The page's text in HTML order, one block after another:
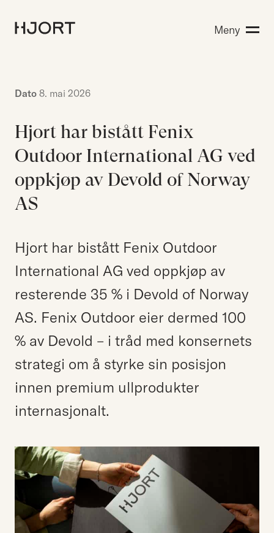
Menneskene
EN
NO
Kontakt oss
Hjort Bridge
Søk etter:
Meny
Dato 8. mai 2026
Hjort har bistått Fenix
Outdoor International AG ved
oppkjøp av Devold of Norway
AS
Hjort har bistått Fenix Outdoor
International AG ved oppkjøp av
resterende 35 % i Devold of Norway
AS. Fenix Outdoor eier dermed 100
% av Devold – i tråd med konsernets
strategi om å styrke sin posisjon
innen premium ullprodukter
internasjonalt.